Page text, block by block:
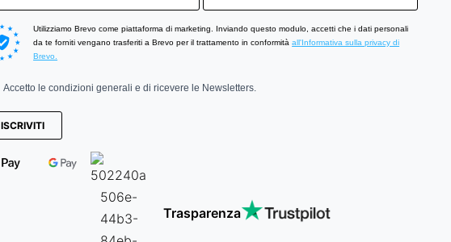
Utilizziamo Brevo come piattaforma di marketing. Inviando questo modulo, accetti che i dati personali
da te forniti vengano trasferiti a Brevo per il trattamento in conformitàall'Informativa sulla privacy di
Brevo.
Accetto le condizioni generali e di ricevere le Newsletters.
ISCRIVITI
Trasparenza